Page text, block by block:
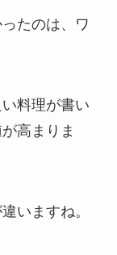
たのは、ワ
料理が書い
高まりま
いますね。